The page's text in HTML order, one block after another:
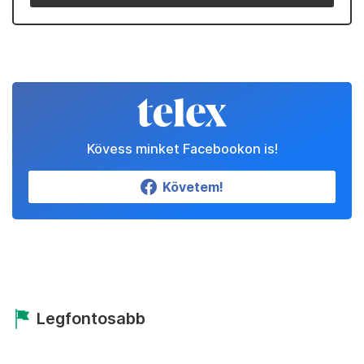
Kövess minket Facebookon is!
Követem!
Legfontosabb